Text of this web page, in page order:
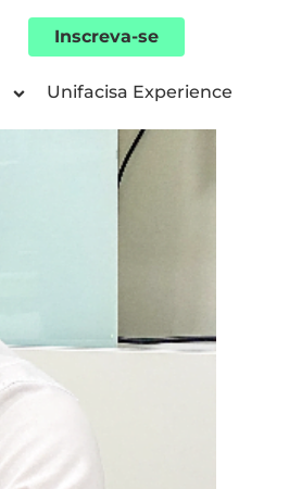
Inscreva-se
Unifacisa Experience